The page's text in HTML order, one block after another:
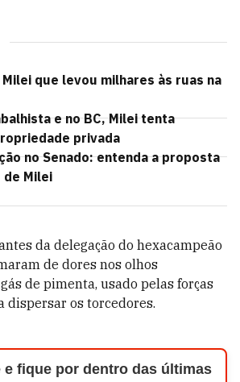
que levou milhares às ruas na
e no BC, Milei tenta
privada
no Senado: entenda a proposta
de Milei
da delegação do hexacampeão
de dores nos olhos
de pimenta, usado pelas forças
dispersar os torcedores.
e fique por dentro das últimas